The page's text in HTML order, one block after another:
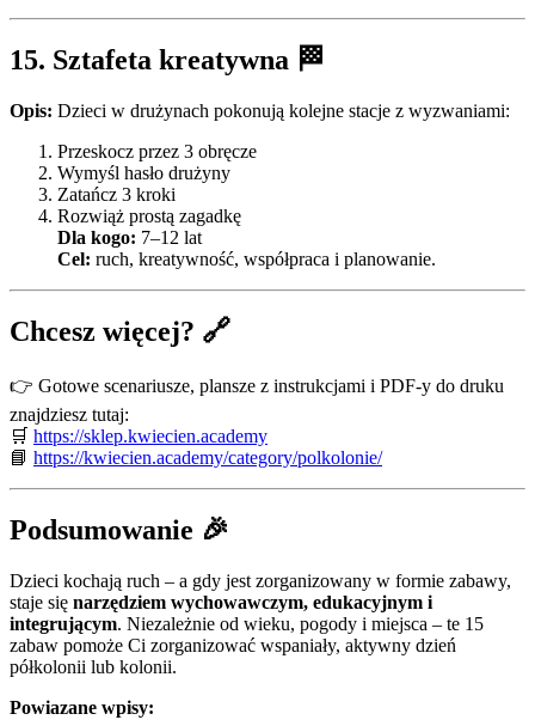
15. Sztafeta kreatywna 🏁
Opis: Dzieci w drużynach pokonują kolejne stacje z wyzwaniami:
Przeskocz przez 3 obręcze
Wymyśl hasło drużyny
Zatańcz 3 kroki
Rozwiąż prostą zagadkę
Dla kogo: 7–12 lat
Cel: ruch, kreatywność, współpraca i planowanie.
Chcesz więcej? 🔗
👉 Gotowe scenariusze, plansze z instrukcjami i PDF-y do druku
znajdziesz tutaj:
🛒 https://sklep.kwiecien.academy
📘 https://kwiecien.academy/category/polkolonie/
Podsumowanie 🎉
Dzieci kochają ruch – a gdy jest zorganizowany w formie zabawy,
staje się narzędziem wychowawczym, edukacyjnym i
integrującym. Niezależnie od wieku, pogody i miejsca – te 15
zabaw pomoże Ci zorganizować wspaniały, aktywny dzień
półkolonii lub kolonii.
Powiazane wpisy: